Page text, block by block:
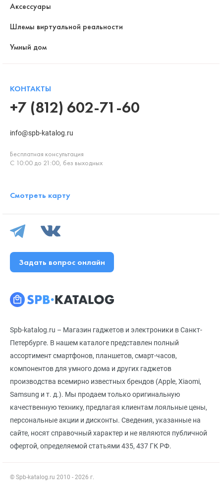
Spb-katalog.ru – Магазин гаджетов и электроники в Санкт-
Петербурге. В нашем каталоге представлен полный
ассортимент смартфонов, планшетов, смарт-часов,
компонентов для умного дома и других гаджетов
производства всемирно известных брендов (Apple, Xiaomi,
Samsung и т. д.). Мы продаем только оригинальную
качественную технику, предлагая клиентам лояльные цены,
персональные акции и дисконты. Сведения, указанные на
сайте, носят справочный характер и не являются публичной
офертой, определяемой статьями 435, 437 ГК РФ.
© Spb-katalog.ru 2010 - 2026 г.
Аксессуары
Шлемы виртуальной реальности
Умный дом
КОНТАКТЫ
+7 (812) 602-71-60
info@spb-katalog.ru
Бесплатная консультация
С 10:00 до 21:00, без выходных
Смотреть карту
Задать вопрос онлайн